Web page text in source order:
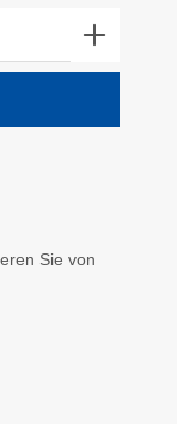
Wert ein
Sie von